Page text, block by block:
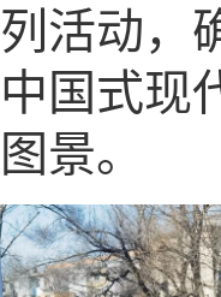
列活动，
中国式现
图景。